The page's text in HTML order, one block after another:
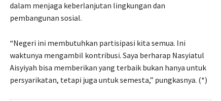
dalam menjaga keberlanjutan lingkungan dan
pembangunan sosial.
“Negeri ini membutuhkan partisipasi kita semua. Ini
waktunya mengambil kontribusi. Saya berharap Nasyiatul
Aisyiyah bisa memberikan yang terbaik bukan hanya untuk
persyarikatan, tetapi juga untuk semesta,” pungkasnya. (*)